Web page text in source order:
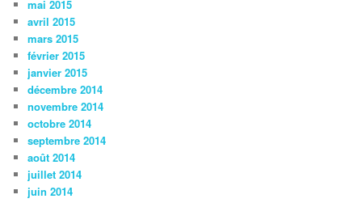
mai 2015
avril 2015
mars 2015
février 2015
janvier 2015
décembre 2014
novembre 2014
octobre 2014
septembre 2014
août 2014
juillet 2014
juin 2014